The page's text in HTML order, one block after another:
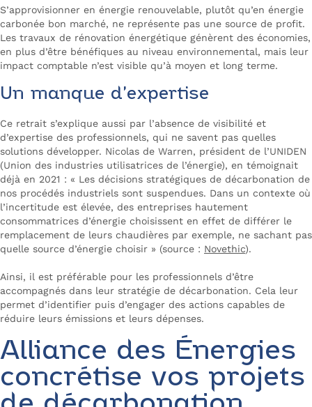
S’approvisionner en énergie renouvelable, plutôt qu’en énergie
carbonée bon marché, ne représente pas une source de profit.
Les travaux de rénovation énergétique génèrent des économies,
en plus d’être bénéfiques au niveau environnemental, mais leur
impact comptable n’est visible qu’à moyen et long terme.
Un manque d’expertise
Ce retrait s’explique aussi par l’absence de visibilité et
d’expertise des professionnels, qui ne savent pas quelles
solutions développer. Nicolas de Warren, président de l’UNIDEN
(Union des industries utilisatrices de l’énergie), en témoignait
déjà en 2021 : « Les décisions stratégiques de décarbonation de
nos procédés industriels sont suspendues. Dans un contexte où
l’incertitude est élevée, des entreprises hautement
consommatrices d’énergie choisissent en effet de différer le
remplacement de leurs chaudières par exemple, ne sachant pas
quelle source d’énergie choisir » (source : Novethic).
Ainsi, il est préférable pour les professionnels d’être
accompagnés dans leur stratégie de décarbonation. Cela leur
permet d’identifier puis d’engager des actions capables de
réduire leurs émissions et leurs dépenses.
Alliance des Énergies
concrétise vos projets